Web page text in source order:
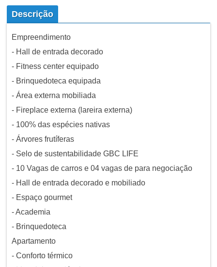
Descrição
Empreendimento
- Hall de entrada decorado
- Fitness center equipado
- Brinquedoteca equipada
- Área externa mobiliada
- Fireplace externa (lareira externa)
- 100% das espécies nativas
- Árvores frutíferas
- Selo de sustentabilidade GBC LIFE
- 10 Vagas de carros e 04 vagas de para negociação
- Hall de entrada decorado e mobiliado
- Espaço gourmet
- Academia
- Brinquedoteca
Apartamento
- Conforto térmico